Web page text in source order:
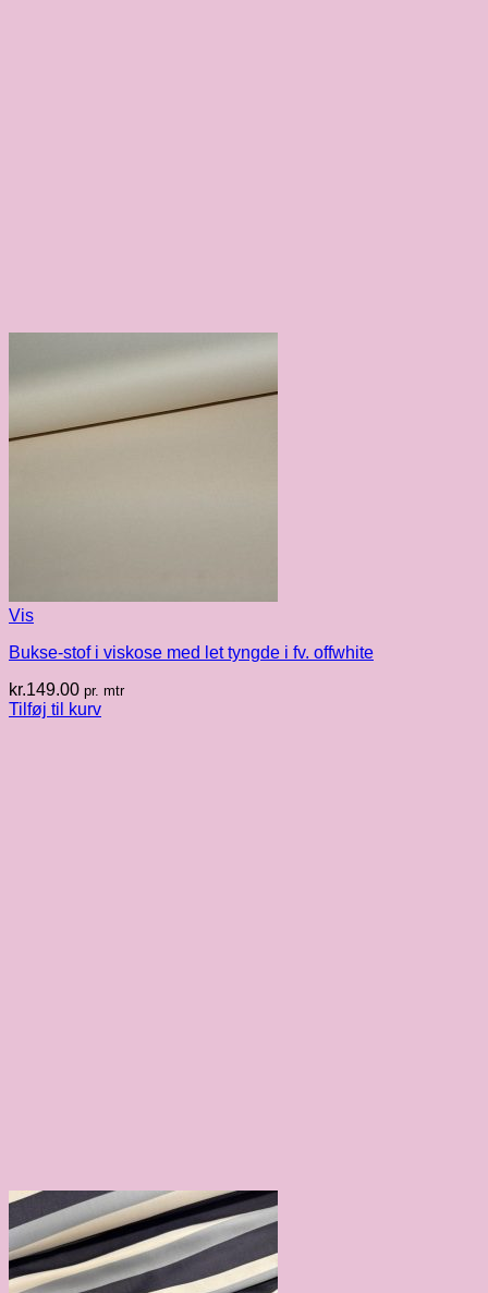
Vis
Bukse-stof i viskose med let tyngde i fv. offwhite
kr.149.00 pr. mtr
Tilføj til kurv